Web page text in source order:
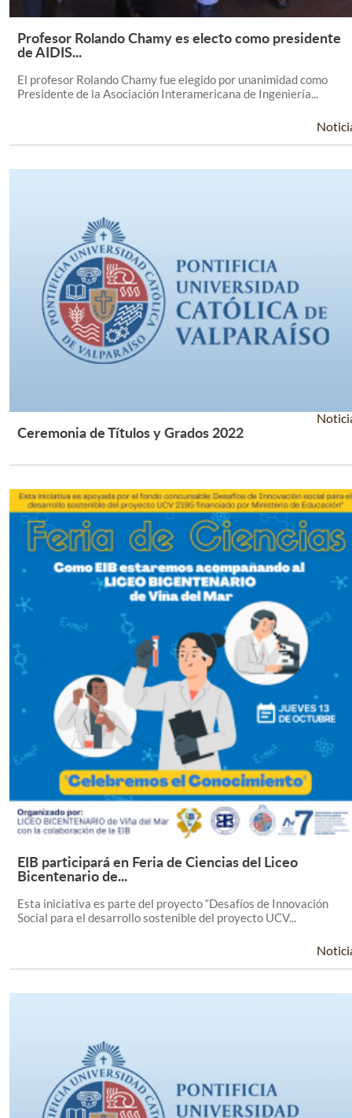
Leer Más +
Profesor Rolando Chamy es electo como presidente
de AIDIS...
El profesor Rolando Chamy fue elegido por unanimidad como
Presidente de la Asociación Interamericana de Ingeniería...
Ceremonia de Títulos y Grados 2022
Leer Más +
EIB participará en Feria de Ciencias del Liceo
Bicentenario de...
Esta iniciativa es parte del proyecto “Desafíos de Innovación
Social para el desarrollo sostenible del proyecto UCV...